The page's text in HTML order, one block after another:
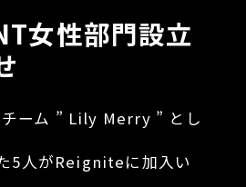
女性部門設立
ーム ” Lily Merry ” とし
5人がReigniteに加入い